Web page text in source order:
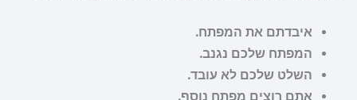
איבדתם את המפתח.
המפתח שלכם נגנב.
השלט שלכם לא עובד.
אתם רוצים מפתח נוסף.